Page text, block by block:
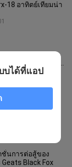
18 อาทิตย์เทียมน่า
เรียกการยิง,
พะรับบา
นที่ 33 เคนซากิ
ชั่นการต่อสู้ของ
Geats Black Fox
บได้ที่แอป